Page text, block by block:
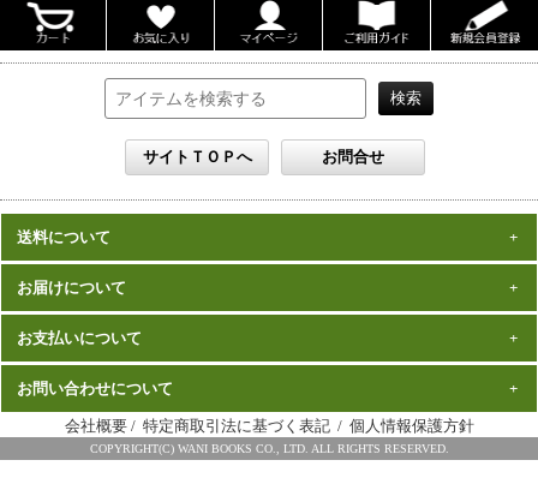
ALL
男性写真集
雑誌
送料について
数量、価格に関わらず
※沖縄の送料は1,500円となります。
※商品により諸事情で金額が変更する場合もございます。
※同梱不可の商品もございますのでご注意ください。
詳細はこちら
お届けについて
在庫がある商品につきましては、
お届けとなります。
予約商品は、特典完成後の発送となりますので、
発売（予定）日
から１～２ヶ月程度でのお届けとなります
※お届けは日本国内に限らせていただきます。
お支払いについて
クレジットカード・代金引換がご利用になれます。
お問い合わせについて
ワニブックス スペシャルエディション事務局
会社概要/ 特定商取引法に基づく表記 / 個人情報保護方針
COPYRIGHT(C) WANI BOOKS CO., LTD. ALL RIGHTS RESERVED.